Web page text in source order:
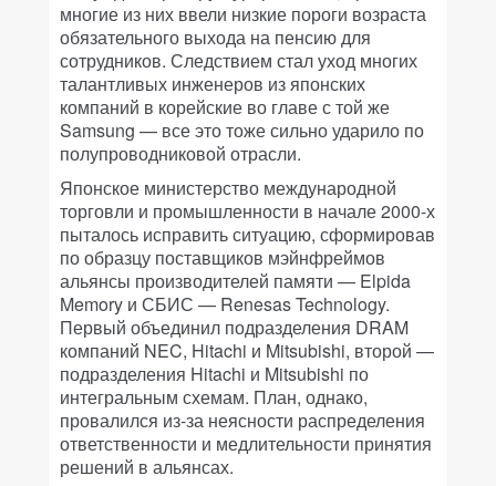
многие из них ввели низкие пороги возраста
обязательного выхода на пенсию для
сотрудников. Следствием стал уход многих
талантливых инженеров из японских
компаний в корейские во главе с той же
Samsung — все это тоже сильно ударило по
полупроводниковой отрасли.
Японское министерство международной
торговли и промышленности в начале 2000-х
пыталось исправить ситуацию, сформировав
по образцу поставщиков мэйнфреймов
альянсы производителей памяти — Elpida
Memory и СБИС — Renesas Technology.
Первый объединил подразделения DRAM
компаний NEC, Hitachi и Mitsubishi, второй —
подразделения Hitachi и Mitsubishi по
интегральным схемам. План, однако,
провалился из-за неясности распределения
ответственности и медлительности принятия
решений в альянсах.